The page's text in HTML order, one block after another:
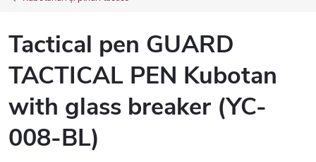
Tactical pen GUARD
TACTICAL PEN Kubotan
with glass breaker (YC-
008-BL)